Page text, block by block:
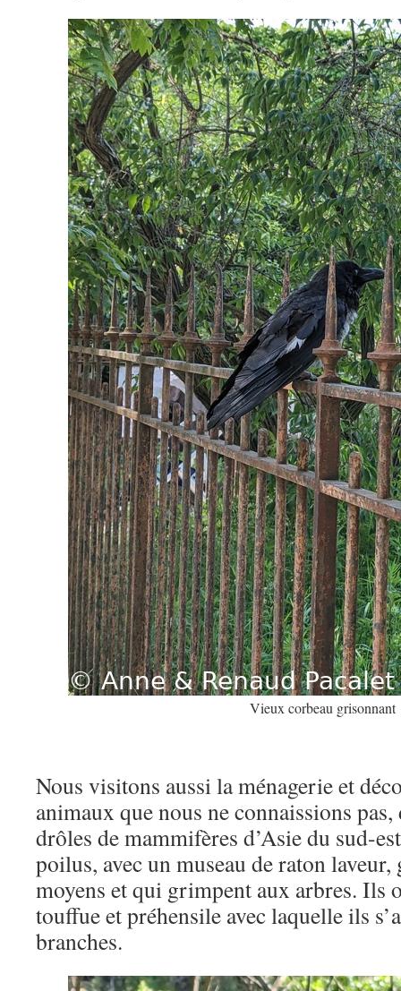
Vieux corbeau grisonnant
Nous visitons aussi la ménagerie et
animaux que nous ne connaissions
drôles de mammifères d’Asie du sud-
poilus, avec un museau de raton
moyens et qui grimpent aux arbres. Ils
touffue et préhensile avec laquelle ils
branches.